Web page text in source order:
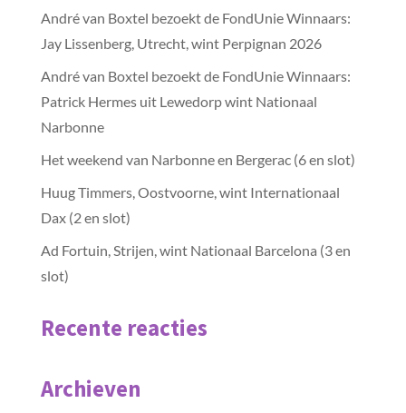
André van Boxtel bezoekt de FondUnie Winnaars:
Jay Lissenberg, Utrecht, wint Perpignan 2026
André van Boxtel bezoekt de FondUnie Winnaars:
Patrick Hermes uit Lewedorp wint Nationaal
Narbonne
Het weekend van Narbonne en Bergerac (6 en slot)
Huug Timmers, Oostvoorne, wint Internationaal
Dax (2 en slot)
Ad Fortuin, Strijen, wint Nationaal Barcelona (3 en
slot)
Recente reacties
Archieven